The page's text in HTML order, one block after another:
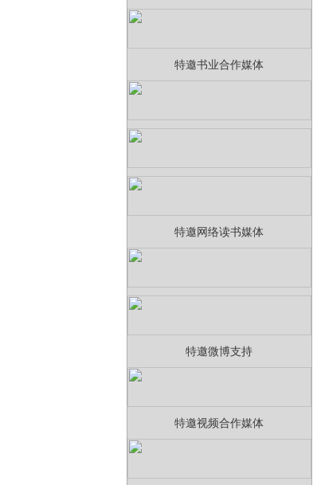
特邀书业合作媒体
特邀网络读书媒体
特邀微博支持
特邀视频合作媒体